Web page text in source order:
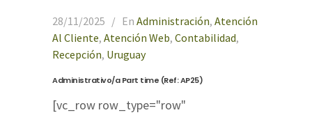
28/11/2025 En Administración, Atención
Al Cliente, Atención Web, Contabilidad,
Recepción, Uruguay
Administrativo/a Part time (Ref: AP25)
[vc_row row_type="row"